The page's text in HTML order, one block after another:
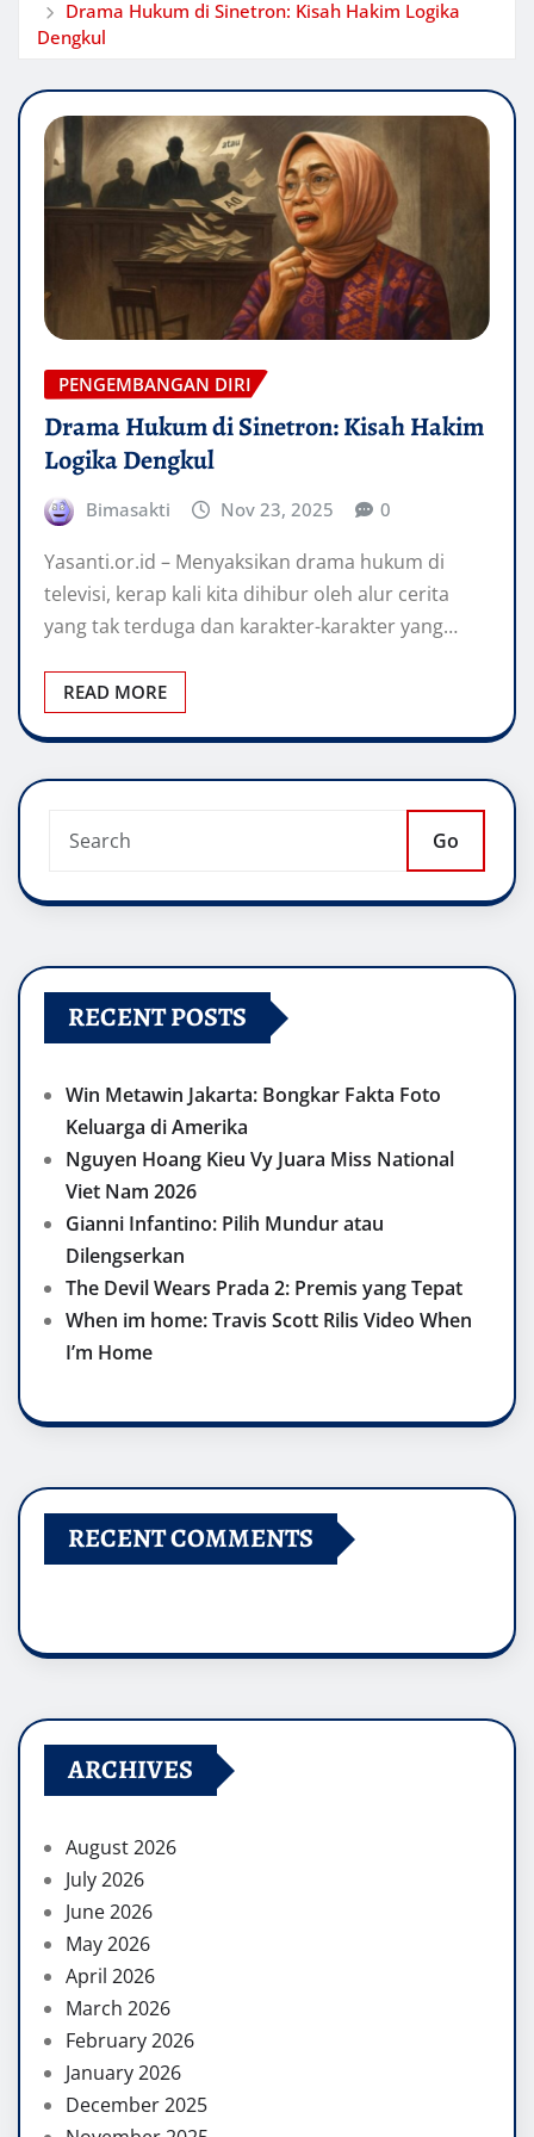
Drama Hukum di Sinetron: Kisah Hakim Logika
Dengkul
PENGEMBANGAN DIRI
Drama Hukum di Sinetron: Kisah Hakim
Logika Dengkul
Bimasakti Nov 23, 2025 0
Yasanti.or.id – Menyaksikan drama hukum di
televisi, kerap kali kita dihibur oleh alur cerita
yang tak terduga dan karakter-karakter yang…
READ MORE
Go
RECENT POSTS
Win Metawin Jakarta: Bongkar Fakta Foto
Keluarga di Amerika
Nguyen Hoang Kieu Vy Juara Miss National
Viet Nam 2026
Gianni Infantino: Pilih Mundur atau
Dilengserkan
The Devil Wears Prada 2: Premis yang Tepat
When im home: Travis Scott Rilis Video When
I’m Home
RECENT COMMENTS
ARCHIVES
August 2026
July 2026
June 2026
May 2026
April 2026
March 2026
February 2026
January 2026
December 2025